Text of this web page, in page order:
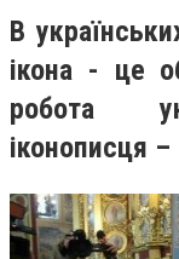
В
ікона - це
робота
іконописця –